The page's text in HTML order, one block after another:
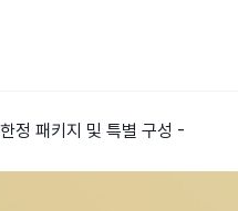
정 패키지 및 특별 구성 -